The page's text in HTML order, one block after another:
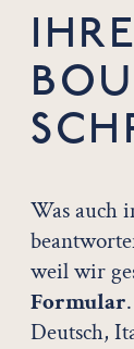
Was auch
weil wir
Formular
Deutsch,